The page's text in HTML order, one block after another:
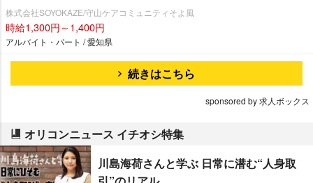
株式会社SOYOKAZE/守山ケアコミュニティそよ風
時給1,300円～1,400円
アルバイト・パート / 愛知県
続きはこちら
sponsored by 求人ボックス
オリコンニュース イチオシ特集
川島海荷さんと学ぶ 日常に潜む“人身取